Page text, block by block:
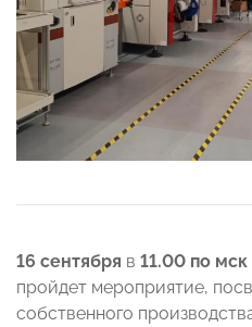
16 сентября в 11.00 по мск
пройдет мероприятие,
собственного